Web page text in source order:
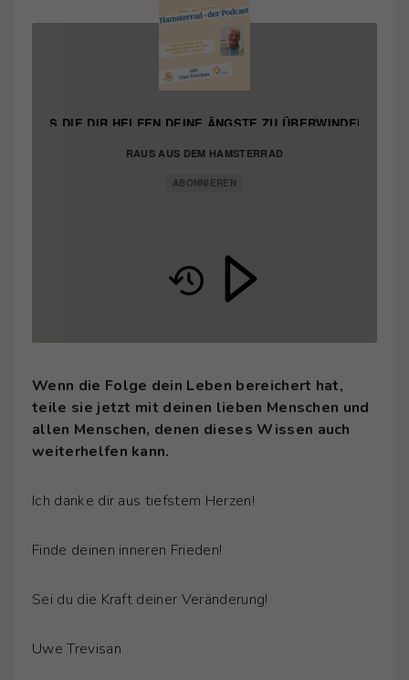
RAUS AUS DEM HAMSTERRAD
ABONNIEREN
5 TIPPS DIE DIR HELFEN DEINE ÄNGSTE ZU ÜBERWINDEN!
Wenn die Folge dein Leben bereichert hat,
teile sie jetzt mit deinen lieben Menschen und
allen Menschen, denen dieses Wissen auch
weiterhelfen kann.
Ich danke dir aus tiefstem Herzen!
Finde deinen inneren Frieden!
Sei du die Kraft deiner Veränderung!
Uwe Trevisan